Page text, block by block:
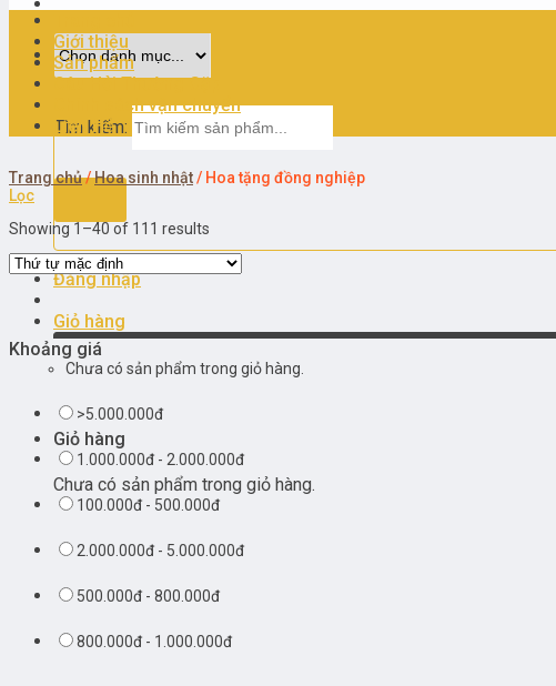
Tìm kiếm:
Đăng nhập
Giỏ hàng
Chưa có sản phẩm trong giỏ hàng.
Giỏ hàng
Chưa có sản phẩm trong giỏ hàng.
Giới thiệu
Sản phẩm
Câu Hỏi Thường Gặp
Chính sách vận chuyển
Liên Hệ
Trang chủ/Hoa sinh nhật/ Hoa tặng đồng nghiệp
Lọc
Showing 1–40 of 111 results
Khoảng giá
>5.000.000đ
1.000.000đ - 2.000.000đ
100.000đ - 500.000đ
2.000.000đ - 5.000.000đ
500.000đ - 800.000đ
800.000đ - 1.000.000đ